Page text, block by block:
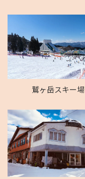
鷲ヶ岳スキー場